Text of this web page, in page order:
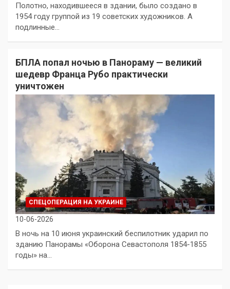
Полотно, находившееся в здании, было создано в
1954 году группой из 19 советских художников. А
подлинные…
БПЛА попал ночью в Панораму — великий
шедевр Франца Рубо практически
уничтожен
СПЕЦОПЕРАЦИЯ НА УКРАИНЕ
10-06-2026
В ночь на 10 июня украинский беспилотник ударил по
зданию Панорамы «Оборона Севастополя 1854-1855
годы» на…